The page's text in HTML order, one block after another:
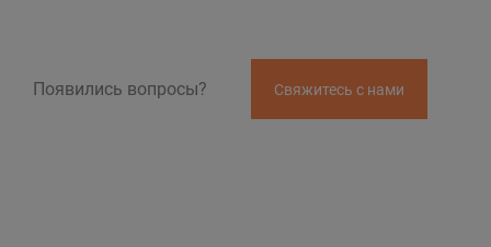
Появились вопросы? Свяжитесь с нами